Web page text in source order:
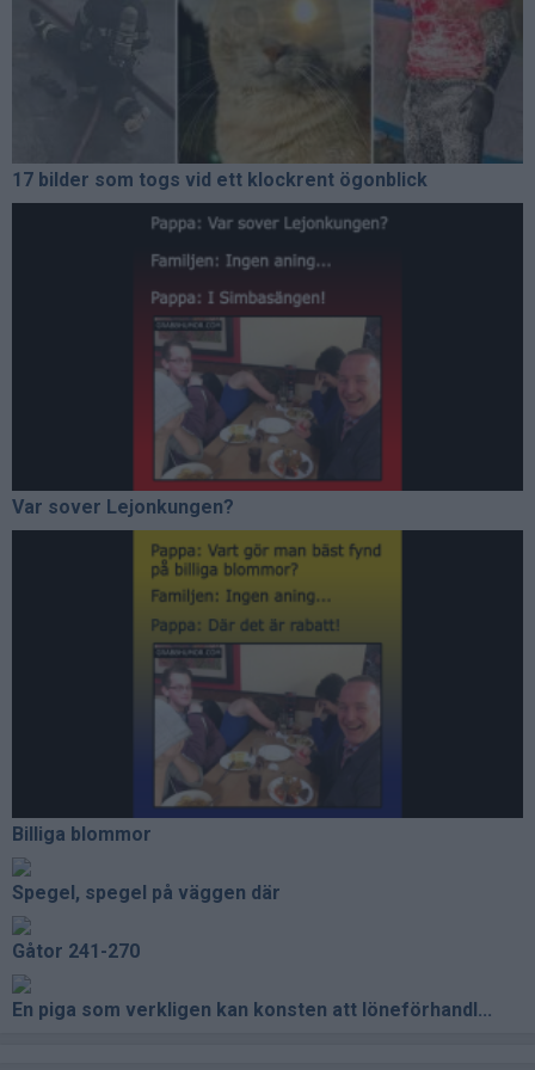
17 bilder som togs vid ett klockrent ögonblick
Var sover Lejonkungen?
Billiga blommor
Spegel, spegel på väggen där
Gåtor 241-270
En piga som verkligen kan konsten att löneförhandl...